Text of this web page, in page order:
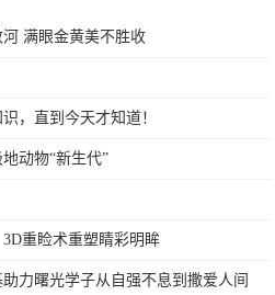
满眼金黄美不胜收
，直到今天才知道！
动物“新生代”
重睑术重塑睛彩明眸
力曙光学子从自强不息到撒爱人间